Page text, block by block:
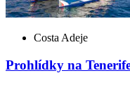
Costa Adeje
Prohlídky na